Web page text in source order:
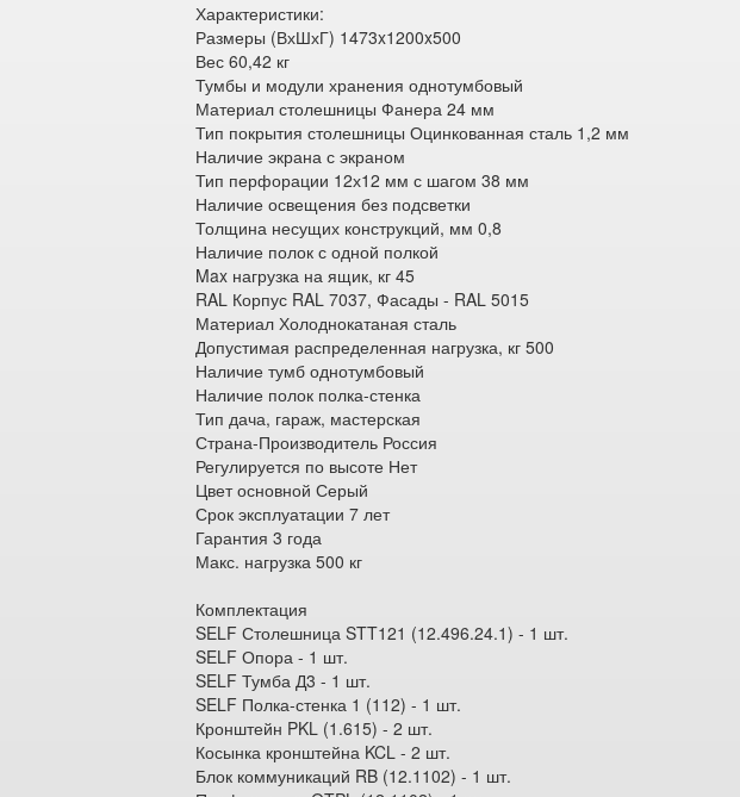
Характеристики:
Размеры (ВхШхГ) 1473x1200x500
Вес 60,42 кг
Тумбы и модули хранения однотумбовый
Материал столешницы Фанера 24 мм
Тип покрытия столешницы Оцинкованная сталь 1,2 мм
Наличие экрана с экраном
Тип перфорации 12х12 мм с шагом 38 мм
Наличие освещения без подсветки
Толщина несущих конструкций, мм 0,8
Наличие полок с одной полкой
Max нагрузка на ящик, кг 45
RAL Корпус RAL 7037, Фасады - RAL 5015
Материал Холоднокатаная сталь
Допустимая распределенная нагрузка, кг 500
Наличие тумб однотумбовый
Наличие полок полка-стенка
Тип дача, гараж, мастерская
Страна-Производитель Россия
Регулируется по высоте Нет
Цвет основной Серый
Срок эксплуатации 7 лет
Гарантия 3 года
Макс. нагрузка 500 кг
Комплектация
SELF Столешница STT121 (12.496.24.1) - 1 шт.
SELF Опора - 1 шт.
SELF Тумба Д3 - 1 шт.
SELF Полка-стенка 1 (112) - 1 шт.
Кронштейн PKL (1.615) - 2 шт.
Косынка кронштейна KCL - 2 шт.
Блок коммуникаций RB (12.1102) - 1 шт.